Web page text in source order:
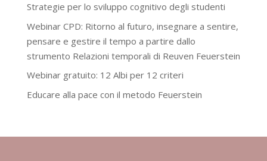
Strategie per lo sviluppo cognitivo degli studenti
Webinar CPD: Ritorno al futuro, insegnare a sentire,
pensare e gestire il tempo a partire dallo
strumento Relazioni temporali di Reuven Feuerstein
Webinar gratuito: 12 Albi per 12 criteri
Educare alla pace con il metodo Feuerstein